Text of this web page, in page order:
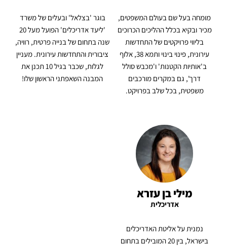
מומחה בעל שם בעולם המשפטים,
מכיר ובקיא בכלל ההליכים הכרוכים
בליווי פרויקטים של התחדשות
עירונית, פינוי בינוי ותמא 38, אלוף
ב'אותיות הקטנות' ו'מכבש סולל
דרך', גם במקרים מורכבים
משפטית, בכל שלב בפרויקט.
בוגר 'בצלאל' ובעלים של משרד
'ליעד אדריכלים' הפועל מעל 20
שנה בתחום של בנייה פרטית, רוויה,
ציבורית והתחדשות עירונית. מעניין
לגלות, שכבר בגיל 10 תכנן את
המבנה השאפתני הראשון שלו!
מילי בן עזרא
אדריכלית
נמנית על אליטת האדריכלים
בישראל, בין 20 המובילים בתחום